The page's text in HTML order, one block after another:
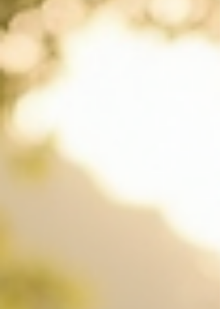
compartir contigo cómo este espacio
transformar tu camino hacia una vida más
plena y consciente. Una guía